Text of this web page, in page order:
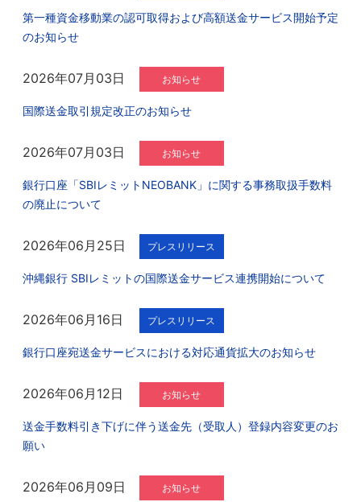
第一種資金移動業の認可取得および高額送金サービス開始予定
のお知らせ
2026年07月03日 お知らせ
国際送金取引規定改正のお知らせ
2026年07月03日 お知らせ
銀行口座「SBIレミットNEOBANK」に関する事務取扱手数料
の廃止について
2026年06月25日 プレスリリース
沖縄銀行 SBIレミットの国際送金サービス連携開始について
2026年06月16日 プレスリリース
銀行口座宛送金サービスにおける対応通貨拡大のお知らせ
2026年06月12日 お知らせ
送金手数料引き下げに伴う送金先（受取人）登録内容変更のお
願い
2026年06月09日 お知らせ